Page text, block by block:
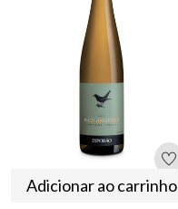
Adicionar ao carrinho